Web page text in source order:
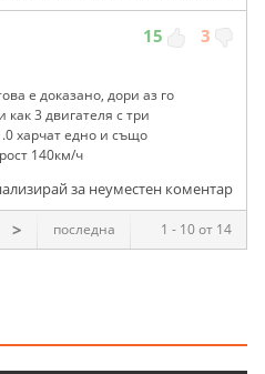
15 3
е доказано, дори аз го
3 двигателя с три
харчат едно и също
140км/ч
за неуместен коментар
1 - 10 от 14
> последна